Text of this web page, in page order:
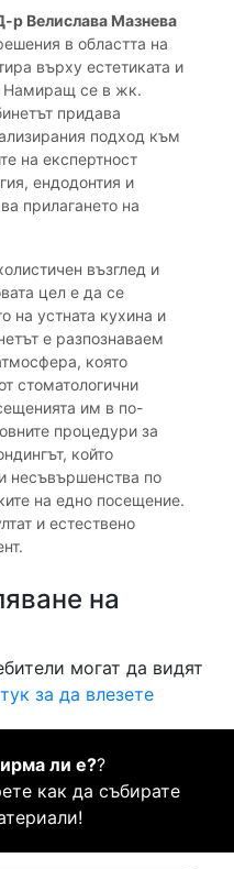
р Велислава Мазнева
в областта на
върху естетиката и
Намиращ се в жк.
придава
подход към
на експертност
ендодонтия и
прилагането на
възглед и
цел е да се
на устната кухина и
е разпознаваем
която
стоматологични
им в по-
процедури за
който
несъвършенства по
на едно посещение.
и естествено
на
могат да видят
за да влезете
ли е??
как да събирате